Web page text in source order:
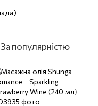
За популярністю